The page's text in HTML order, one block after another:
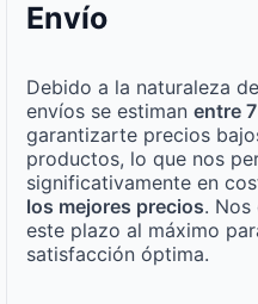
Envío
Debido a la naturaleza
envíos se estiman entre
garantizarte precios
productos, lo que nos
significativamente en
los mejores precios.
este plazo al máximo
satisfacción óptima.